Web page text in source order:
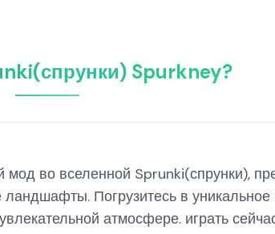
Spurkney?
во вселенной Sprunki(спрунки),
Погрузитесь в
атмосфере. играть